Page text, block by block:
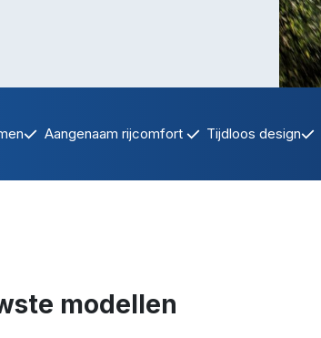
Aangenaam rijcomfort Tijdloos design
modellen